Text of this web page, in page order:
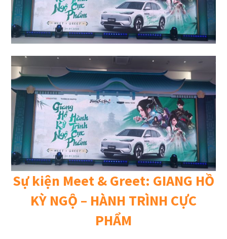
Sự kiện Meet & Greet: GIANG HỒ
KỲ NGỘ – HÀNH TRÌNH CỰC
PHẨM